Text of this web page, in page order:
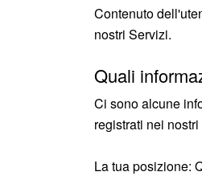
Contenuto
nostri Servizi.
Quali
Ci sono alcune
registrati nei
La tua posizione: